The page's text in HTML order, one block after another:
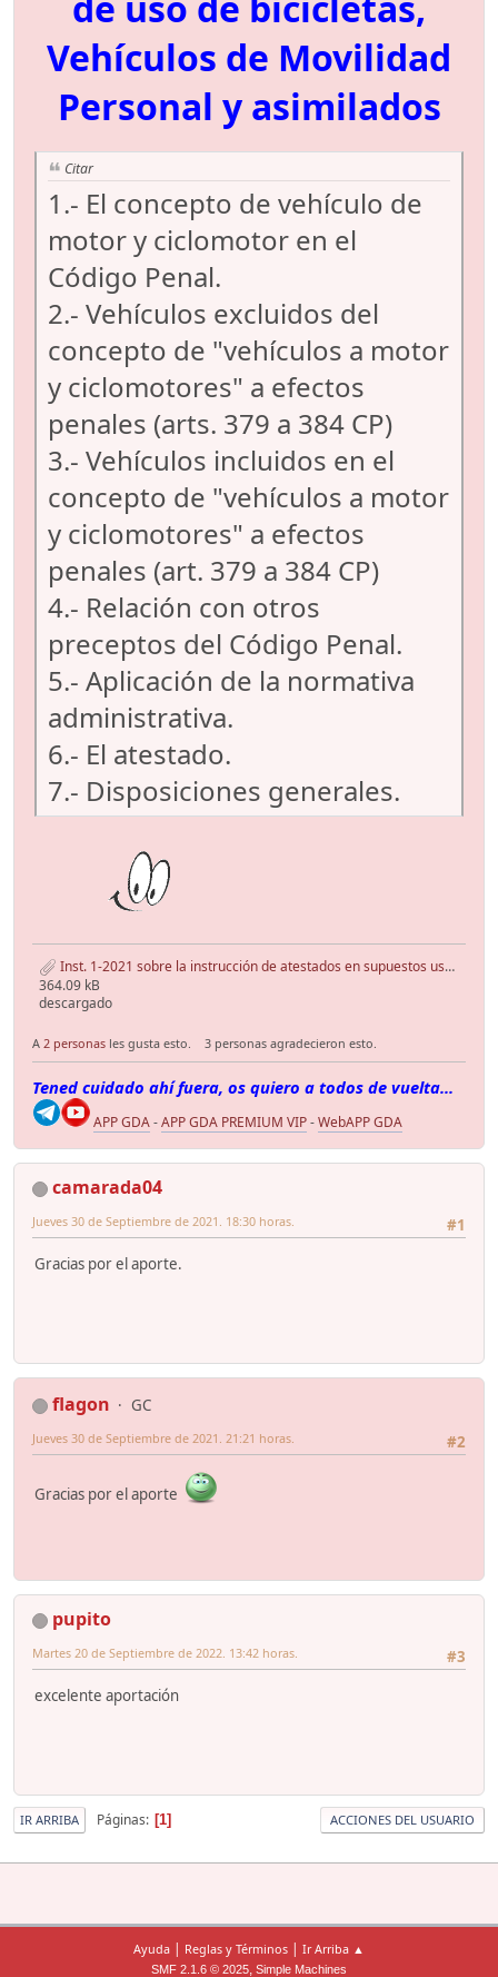
Vehículos de Movilidad
Personal y asimilados
Citar
1.- El concepto de vehículo de
motor y ciclomotor en el
Código Penal.
2.- Vehículos excluidos del
concepto de "vehículos a motor
y ciclomotores" a efectos
penales (arts. 379 a 384 CP)
3.- Vehículos incluidos en el
concepto de "vehículos a motor
y ciclomotores" a efectos
penales (art. 379 a 384 CP)
4.- Relación con otros
preceptos del Código Penal.
5.- Aplicación de la normativa
administrativa.
6.- El atestado.
7.- Disposiciones generales.
Inst. 1-2021 sobre la instrucción de atestados en supuestos uso bicis y VMP.pdf
364.09 kB
descargado
A 2 personas les gusta esto. 3 personas agradecieron esto.
Tened cuidado ahí fuera, os quiero a todos de vuelta...
APP GDA-APP GDA PREMIUM VIP-WebAPP GDA
camarada04
#1
Jueves 30 de Septiembre de 2021. 18:30 horas.
Gracias por el aporte.
flagon
GC
#2
Jueves 30 de Septiembre de 2021. 21:21 horas.
Gracias por el aporte
pupito
#3
Martes 20 de Septiembre de 2022. 13:42 horas.
excelente aportación
IR ARRIBA Páginas 1 ACCIONES DEL USUARIO
Ayuda | Reglas y Términos | Ir Arriba ▲
SMF 2.1.6 © 2025, Simple Machines